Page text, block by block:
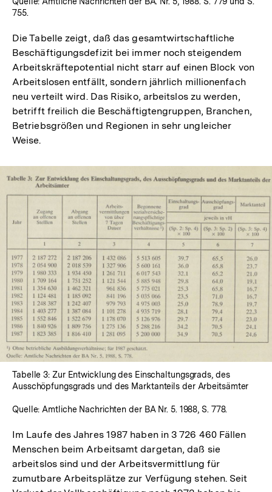
755.
Die Tabelle zeigt, daß das gesamtwirtschaftliche
Beschäftigungsdefizit bei immer noch steigendem
Arbeitskräftepotential nicht starr auf einen Block von
Arbeitslosen entfällt, sondern jährlich millionenfach
neu verteilt wird. Das Risiko, arbeitslos zu werden,
betrifft freilich die Beschäftigtengruppen, Branchen,
Betriebsgrößen und Regionen in sehr ungleicher
Weise.
In
Lightbox
öffnen
Tabelle 3: Zur Entwicklung des Einschaltungsgrads, des
Ausschöpfungsgrads und des Marktanteils der Arbeitsämter
Quelle: Amtliche Nachrichten der BA Nr. 5. 1988, S. 778.
Im Laufe des Jahres 1987 haben in 3 726 460 Fällen
Menschen beim Arbeitsamt dargetan, daß sie
arbeitslos sind und der Arbeitsvermittlung für
zumutbare Arbeitsplätze zur Verfügung stehen. Seit